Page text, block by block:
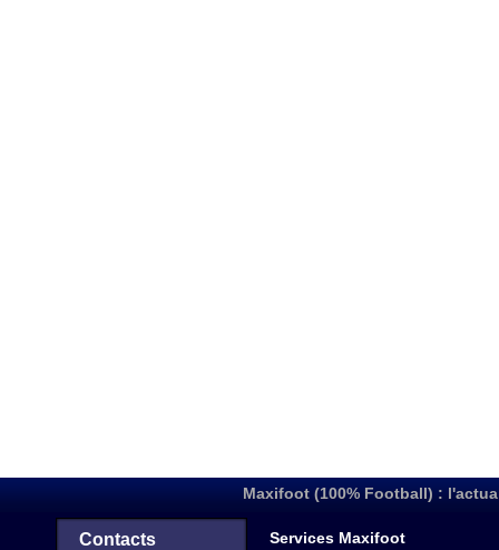
Maxifoot (100% Football) :
Contacts Services Maxifoot